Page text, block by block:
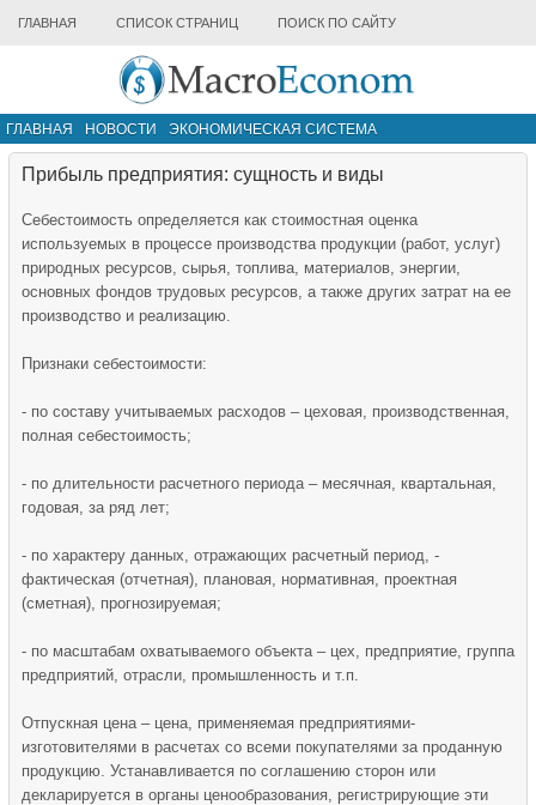
ГЛАВНАЯ СПИСОК СТРАНИЦ ПОИСК ПО САЙТУ
ГЛАВНАЯ НОВОСТИ
ЭКОНОМИЧЕСКАЯ СИСТЕМА
ИНФРАСТРУКТУРА РЫНКА
Прибыль предприятия: сущность и виды
Себестоимость определяется как стоимостная оценка
используемых в процессе производства продукции (работ, услуг)
природных ресурсов, сырья, топлива, материалов, энергии,
основных фондов трудовых ресурсов, а также других затрат на ее
производство и реализацию.
Признаки себестоимости:
- по составу учитываемых расходов – цеховая, производственная,
полная себестоимость;
- по длительности расчетного периода – месячная, квартальная,
годовая, за ряд лет;
- по характеру данных, отражающих расчетный период, -
фактическая (отчетная), плановая, нормативная, проектная
(сметная), прогнозируемая;
- по масштабам охватываемого объекта – цех, предприятие, группа
предприятий, отрасли, промышленность и т.п.
Отпускная цена – цена, применяемая предприятиями-
изготовителями в расчетах со всеми покупателями за проданную
продукцию. Устанавливается по соглашению сторон или
декларируется в органы ценообразования, регистрирующие эти